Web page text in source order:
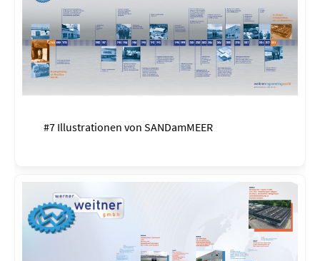
#7 Illustrationen von SANDamMEER